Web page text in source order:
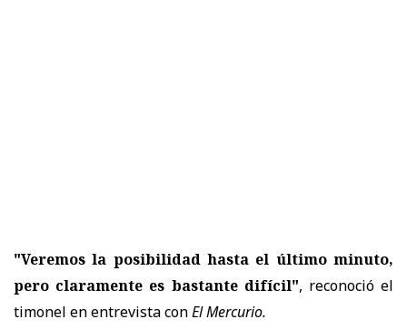
"Veremos la posibilidad hasta el último minuto,
pero claramente es bastante difícil", reconoció el
timonel en entrevista conEl Mercurio.